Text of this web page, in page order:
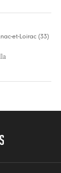
et-Loirac (33)